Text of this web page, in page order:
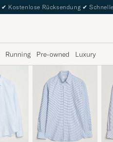
✔ Kostenlose Rücksendung ✔
Running Pre-owned Luxury